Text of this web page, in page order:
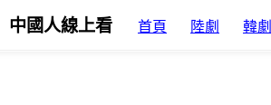
中國人線上看 首頁 陸劇 韓劇